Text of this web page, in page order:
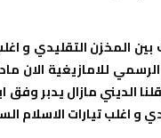
بين المخزن التقليدي و
للامازيغية الان
الديني مازال يدبر
و اغلب تيارات الاسلام